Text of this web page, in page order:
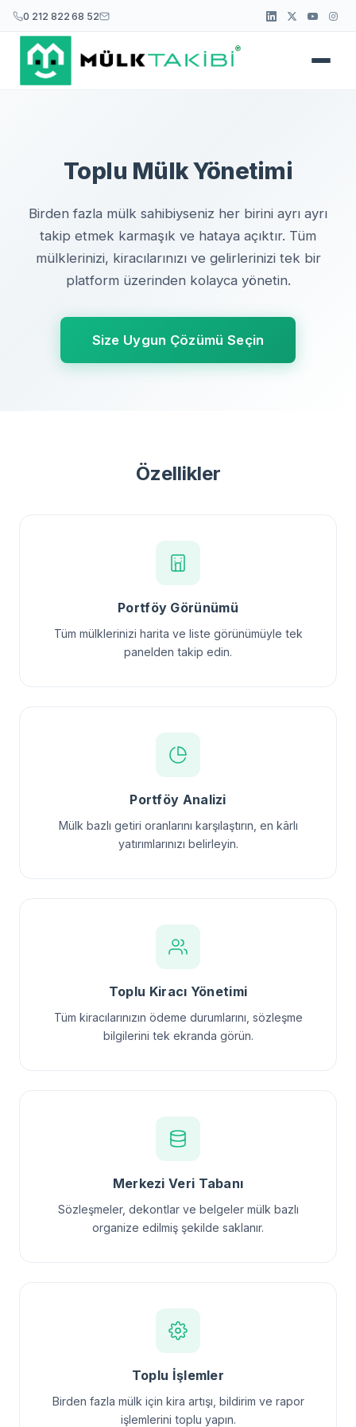
0 212 822 68 52
Toplu Mülk Yönetimi
Birden fazla mülk sahibiyseniz her birini ayrı ayrı
takip etmek karmaşık ve hataya açıktır. Tüm
mülklerinizi, kiracılarınızı ve gelirlerinizi tek bir
platform üzerinden kolayca yönetin.
Size Uygun Çözümü Seçin
Özellikler
Portföy Görünümü
Tüm mülklerinizi harita ve liste görünümüyle tek
panelden takip edin.
Portföy Analizi
Mülk bazlı getiri oranlarını karşılaştırın, en kârlı
yatırımlarınızı belirleyin.
Toplu Kiracı Yönetimi
Tüm kiracılarınızın ödeme durumlarını, sözleşme
bilgilerini tek ekranda görün.
Merkezi Veri Tabanı
Sözleşmeler, dekontlar ve belgeler mülk bazlı
organize edilmiş şekilde saklanır.
Toplu İşlemler
Birden fazla mülk için kira artışı, bildirim ve rapor
işlemlerini toplu yapın.